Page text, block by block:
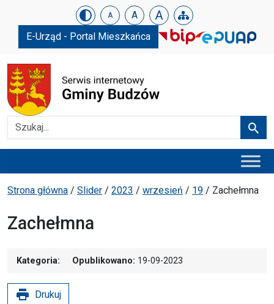
Urząd Gminy w Budzowie
Skip menu A A A
E-Urząd - Portal Mieszkańca
Szukaj
Ścieżka powrotu
Strona główna / Slider / 2023 / wrzesień / 19 / Zachełmna
Zachełmna
Kategoria: Opublikowano: 19-09-2023
print Drukuj